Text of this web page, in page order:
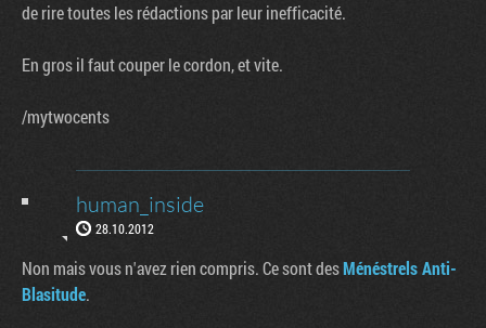
de rire toutes les rédactions par leur inefficacité.
En gros il faut couper le cordon, et vite.
/mytwocents
human_inside
28.10.2012
Non mais vous n'avez rien compris. Ce sont desMénéstrels Anti-
Blasitude.